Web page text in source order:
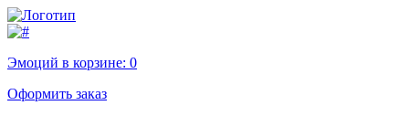
Эмоций в корзине: 0
Оформить заказ